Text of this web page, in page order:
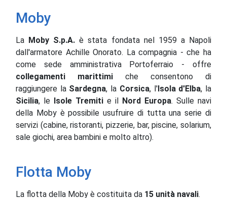
Moby
La Moby S.p.A. è stata fondata nel 1959 a Napoli
dall'armatore Achille Onorato. La compagnia - che ha
come sede amministrativa Portoferraio - offre
collegamenti marittimi che consentono di
raggiungere la Sardegna, la Corsica, l'Isola d'Elba, la
Sicilia, le Isole Tremiti e il Nord Europa. Sulle navi
della Moby è possibile usufruire di tutta una serie di
servizi (cabine, ristoranti, pizzerie, bar, piscine, solarium,
sale giochi, area bambini e molto altro).
Flotta Moby
La flotta della Moby è costituita da 15 unità navali.